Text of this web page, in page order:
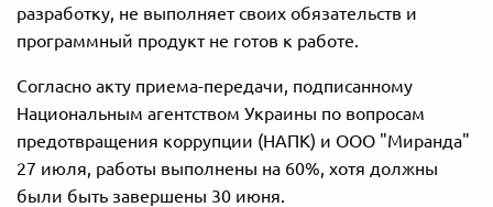
разработку, не выполняет своих обязательств и
программный продукт не готов к работе.
Согласно акту приема-передачи, подписанному
Национальным агентством Украины по вопросам
предотвращения коррупции (НАПК) и ООО "Миранда"
27 июля, работы выполнены на 60%, хотя должны
были быть завершены 30 июня.